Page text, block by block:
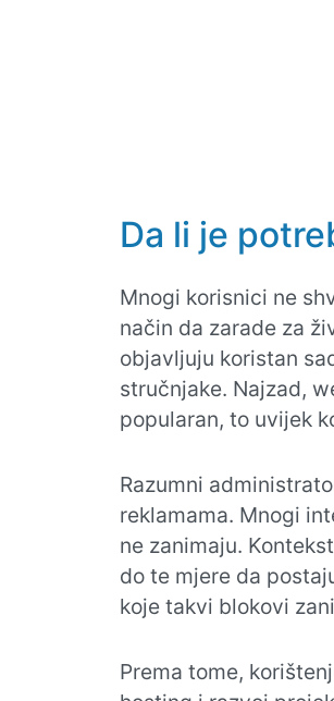
Da li je
Mnogi korisnici ne
način da zarade za
objavljuju koristan
stručnjake. Najzad,
popularan, to uvijek
Razumni
reklamama. Mnogi
ne zanimaju.
do te mjere da
koje takvi blokovi
Prema tome,